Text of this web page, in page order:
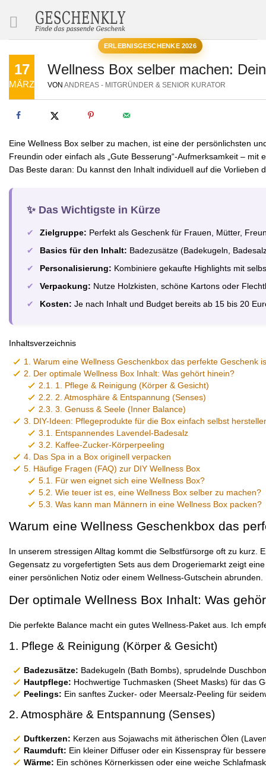
ERLEBNISGESCHENKE 2026
17
MÄRZ
Wellness Box selber machen:
VON ANDREAS - MITGRÜNDER & SENIOR KURATOR
Eine Wellness Box selber zu machen, ist eine der persönlichsten
Freundin oder einfach als „Gute Besserung“-Aufmerksamkeit –
Das Beste daran: Du kannst den Inhalt individuell auf die
✨ Das Wichtigste in Kürze
✔ Zielgruppe: Perfekt als Geschenk für Frauen, Mütter,
✔
Basics für den Inhalt: Badezusätze (Badekugeln,
✔
Personalisierung: Kombiniere gekaufte Highlights mit
✔
Verpackung: Nutze Holzkisten, schöne Kartons oder
✔
Kosten: Je nach Inhalt und Budget bereits ab 15 bis 20
Inhaltsverzeichnis
1.
Warum eine Wellness Geschenkbox das perfekte Geschenk
2.
Der optimale Wellness Box Inhalt: Was gehört hinein?
2.1.
1. Pflege & Reinigung (Körper & Gesicht)
2.2.
2. Atmosphäre & Entspannung (Senses)
2.3. 3. Genuss & Seele (Inner Balance)
3.
DIY-Ideen: Pflegeprodukte für die Box einfach selbst
3.1.
Entspannendes Lavendel-Badesalz
3.2.
Kaffee-Zucker-Körperpeeling
4. Das Spa in a Box originell verpacken
5. Häufige Fragen (FAQ) zur DIY Wellness Box
5.1.
Für wen eignet sich eine Wellness Box?
5.2. Wie teuer ist es, eine Wellness Box selber zu machen?
5.3. Was kann man Männern in eine Wellness Box packen?
Warum eine Wellness Geschenkbox das
In unserem stressigen Alltag kommt die Selbstfürsorge oft zu kurz.
Gegensatz zu vorgefertigten Sets aus dem Drogeriemarkt zeigt
einer persönlichen Notiz oder einem Wellness-Gutschein abrunden.
Der optimale Wellness Box Inhalt: Was
Die perfekte Balance macht ein gutes Wellness-Paket aus. Ich
1. Pflege & Reinigung (Körper & Gesicht)
Badezusätze: Badekugeln (Bath Bombs), sprudelnde
Hautpflege: Hochwertige Tuchmasken (Sheet Masks) für das
Peelings: Ein sanftes Zucker- oder Meersalz-Peeling für
2. Atmosphäre & Entspannung (Senses)
Duftkerzen: Kerzen aus Sojawachs mit ätherischen Ölen
Raumduft: Ein kleiner Diffuser oder ein Kissenspray für
Wärme: Ein schönes Körnerkissen oder eine weiche